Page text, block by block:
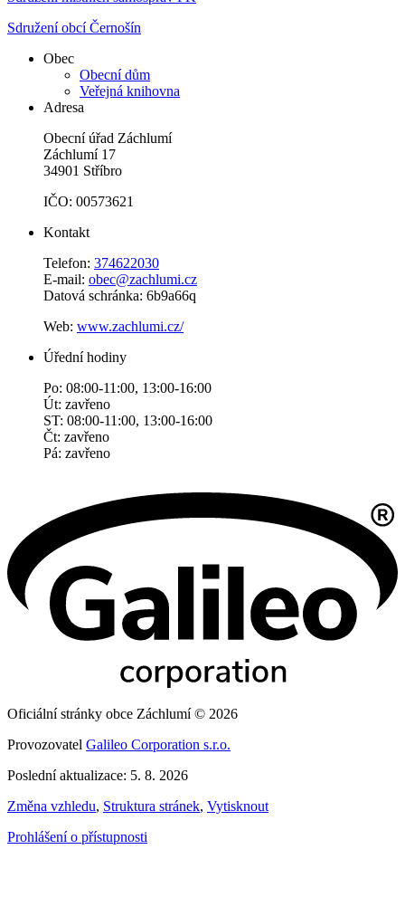
Sdružení obcí Černošín
Obec
Obecní dům
Veřejná knihovna
Adresa
Obecní úřad Záchlumí
Záchlumí 17
34901 Stříbro
IČO: 00573621
Kontakt
Telefon: 374622030
E-mail: obec@zachlumi.cz
Datová schránka: 6b9a66q
Web: www.zachlumi.cz/
Úřední hodiny
Po: 08:00-11:00, 13:00-16:00
Út: zavřeno
ST: 08:00-11:00, 13:00-16:00
Čt: zavřeno
Pá: zavřeno
Oficiální stránky obce Záchlumí © 2026
Provozovatel Galileo Corporation s.r.o.
Poslední aktualizace: 5. 8. 2026
Změna vzhledu, Struktura stránek, Vytisknout
Prohlášení o přístupnosti